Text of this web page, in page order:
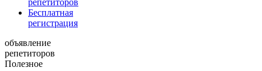
Бесплатная
регистрация
объявление
репетиторов
Полезное